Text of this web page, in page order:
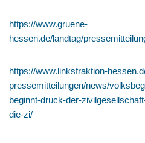
https://www.gruene-
hessen.de/landtag/
https://www.linksfraktion-
pressemitteilungen/news/
beginnt-druck-der-
die-zi/